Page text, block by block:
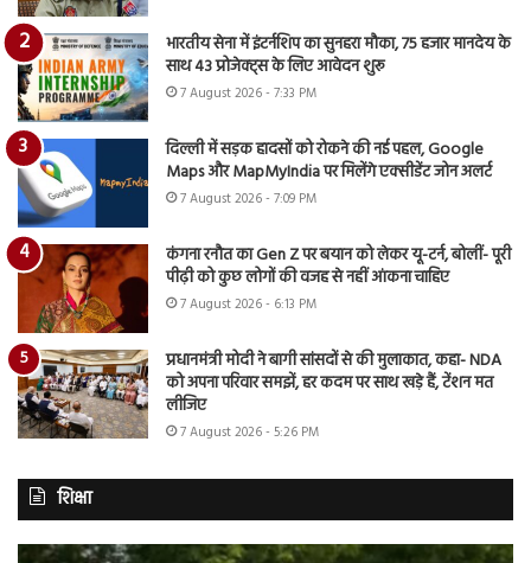
भारतीय सेना में इंटर्नशिप का सुनहरा मौका, 75 हजार मानदेय के
साथ 43 प्रोजेक्ट्स के लिए आवेदन शुरू
7 August 2026 - 7:33 PM
दिल्ली में सड़क हादसों को रोकने की नई पहल, Google
Maps और MapMyIndia पर मिलेंगे एक्सीडेंट जोन अलर्ट
7 August 2026 - 7:09 PM
कंगना रनौत का Gen Z पर बयान को लेकर यू-टर्न, बोलीं- पूरी
पीढ़ी को कुछ लोगों की वजह से नहीं आंकना चाहिए
7 August 2026 - 6:13 PM
प्रधानमंत्री मोदी ने बागी सांसदों से की मुलाकात, कहा- NDA
को अपना परिवार समझें, हर कदम पर साथ खड़े हैं, टेंशन मत
लीजिए
7 August 2026 - 5:26 PM
शिक्षा